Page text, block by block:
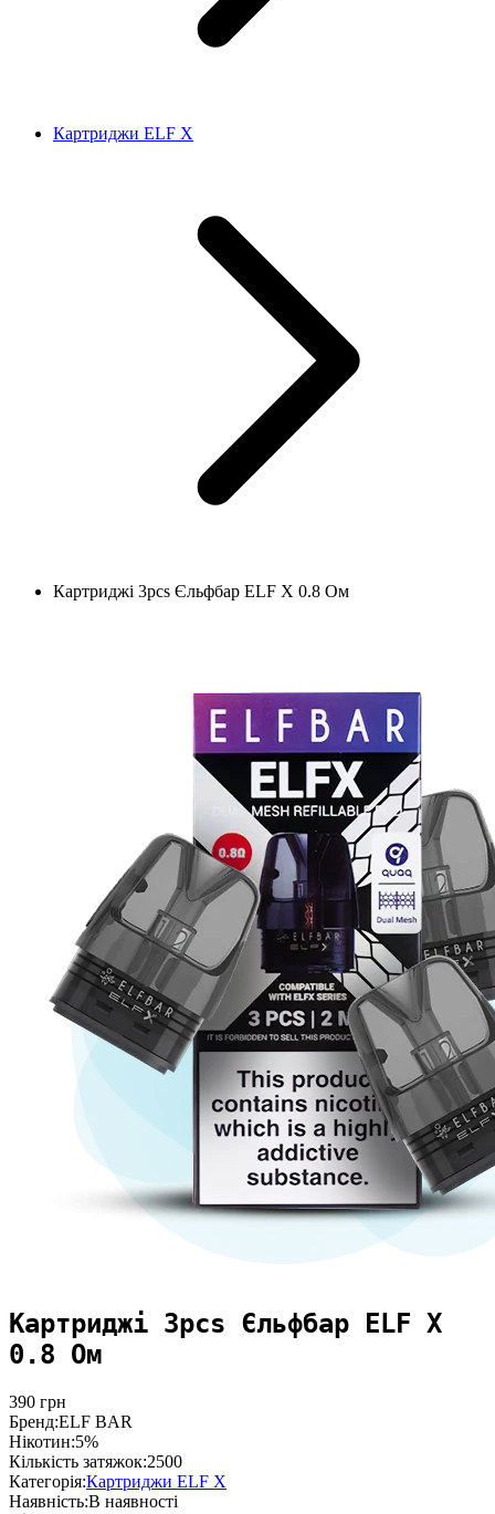
Картриджи ELF X
Картриджі 3pcs Єльфбар ELF X 0.8 Ом
Картриджі 3pcs Єльфбар ELF X
0.8 Ом
390 грн
Бренд:ELF BAR
Нікотин:5%
Кількість затяжок:2500
Категорія:Картриджи ELF X
Наявність:В наявності